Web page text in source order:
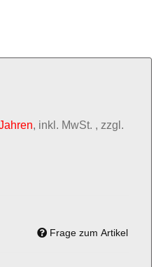
, inkl. MwSt. , zzgl.
Frage zum Artikel